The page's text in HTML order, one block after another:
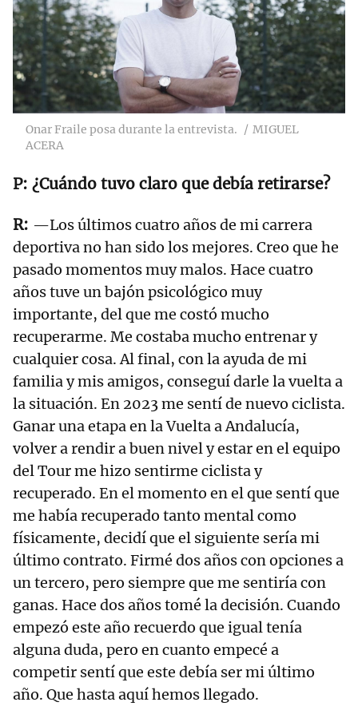
Onar Fraile posa durante la entrevista.
MIGUEL
ACERA
¿Cuándo tuvo claro que debía retirarse?
—Los últimos cuatro años de mi carrera
deportiva no han sido los mejores. Creo que he
pasado momentos muy malos. Hace cuatro
años tuve un bajón psicológico muy
importante, del que me costó mucho
recuperarme. Me costaba mucho entrenar y
cualquier cosa. Al final, con la ayuda de mi
familia y mis amigos, conseguí darle la vuelta a
la situación. En 2023 me sentí de nuevo ciclista.
Ganar una etapa en la Vuelta a Andalucía,
volver a rendir a buen nivel y estar en el equipo
del Tour me hizo sentirme ciclista y
recuperado. En el momento en el que sentí que
me había recuperado tanto mental como
físicamente, decidí que el siguiente sería mi
último contrato. Firmé dos años con opciones a
un tercero, pero siempre que me sentiría con
ganas. Hace dos años tomé la decisión. Cuando
empezó este año recuerdo que igual tenía
alguna duda, pero en cuanto empecé a
competir sentí que este debía ser mi último
año. Que hasta aquí hemos llegado.